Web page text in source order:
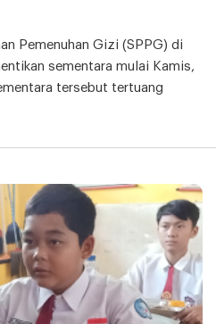
Pemenuhan Gizi (SPPG) di
sementara mulai Kamis,
tersebut tertuang